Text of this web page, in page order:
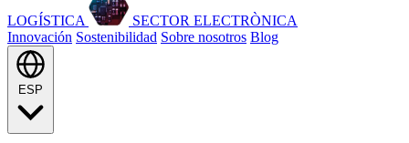
LOGÍSTICA
SECTOR ELECTRÒNICA
Innovación Sostenibilidad Sobre nosotros Blog